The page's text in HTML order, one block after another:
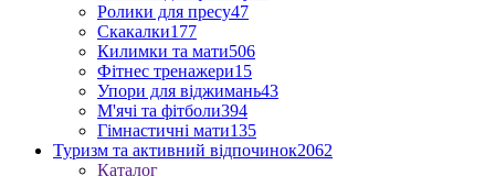
Ролики для пресу47
Скакалки177
Килимки та мати506
Фітнес тренажери15
Упори для віджимань43
М'ячі та фітболи394
Гімнастичні мати135
Туризм та активний відпочинок2062
Каталог